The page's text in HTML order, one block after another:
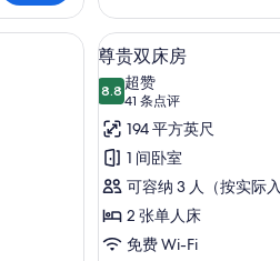
更
多
信
息
、笔记本电脑工作区、隔音
显
示
尊
贵
双
床
房
的
7
尊贵双床房
8.88.8 分，满分 10 分
超赞
41 条点评
(41
条
点
评)
194 平方英尺
1 间卧室
可容纳 3 人（按实际
2 张单人床
免费 Wi-Fi